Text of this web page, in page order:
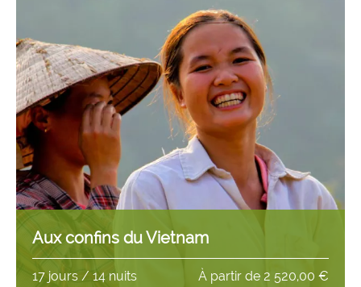
Aux confins du Vietnam
17 jours / 14 nuits
À partir de 2 520,00 €